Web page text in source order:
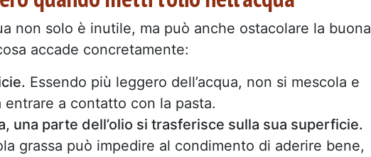
non solo è inutile, ma può anche ostacolare la buona
accade concretamente:
Essendo più leggero dell’acqua, non si mescola e
entrare a contatto con la pasta.
una parte dell’olio si trasferisce sulla sua superficie.
grassa può impedire al condimento di aderire bene,